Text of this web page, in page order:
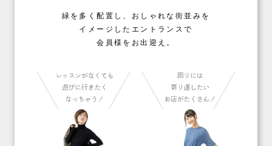
緑を多く配置し、おしゃれな街並みを
イメージしたエントランスで
会員様をお出迎え。